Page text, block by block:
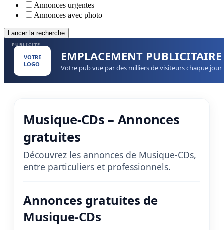
Annonces urgentes
Annonces avec photo
PUBLICITE
VOTRE
LOGO
EMPLACEMENT PUBLICITAIRE
Votre pub vue par des milliers de visiteurs chaque jour
Musique-CDs – Annonces
gratuites
Découvrez les annonces de Musique-CDs,
entre particuliers et professionnels.
Annonces gratuites de
Musique-CDs